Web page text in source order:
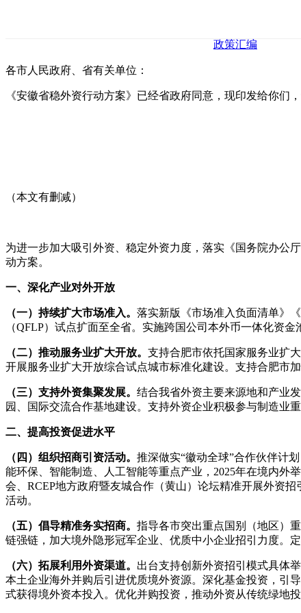
政策汇编
各市人民政府、省有关单位：
《安徽省稳外资行动方案》已经省政府同意，现印发给你们
（本文有删减）
为进一步加大吸引外资、稳定外资力度，落实《国务院办公
动方案。
一、深化产业对外开放
（一）持续扩大市场准入。 落实新版《市场准入负面清单》
（QFLP）试点扩面至全省。实施跨国公司本外币一体化资金
（二）推动服务业扩大开放。 支持合肥市依托国家服务业扩
开展服务业扩大开放综合试点城市标准化建设。支持合肥市
（三）支持外资集聚发展。 结合我省外资主要来源地和产业
园、国际交流合作基地建设。支持外资企业积极参与制造业
二、提高投资促进水平
（四）组织招商引资活动。 推深做实“徽动全球”合作伙伴计
能环保、智能制造、人工智能等重点产业，2025年在境内外
会、RCEP地方政府暨友城合作（黄山）论坛精准开展外资
活动。
（五）倡导精准务实招商。 指导各市突出重点国别（地区）
链强链，加大境外隐形冠军企业、优质中小企业招引力度。
（六）拓展利用外资渠道。 出台支持创新外资招引模式具体
本土企业海外并购后引进优质境外资源。深化基金投资，引
式获得境外资本投入。优化并购投资，推动外资从传统绿地